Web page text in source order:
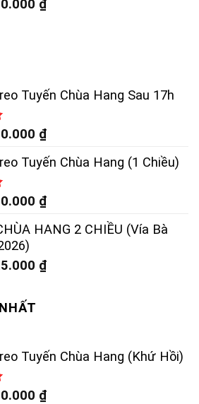
₫
Tuyến Chùa Hang Sau 17h
₫
Tuyến Chùa Hang (1 Chiều)
₫
HANG 2 CHIỀU (Vía Bà
₫
Tuyến Chùa Hang (Khứ Hồi)
₫